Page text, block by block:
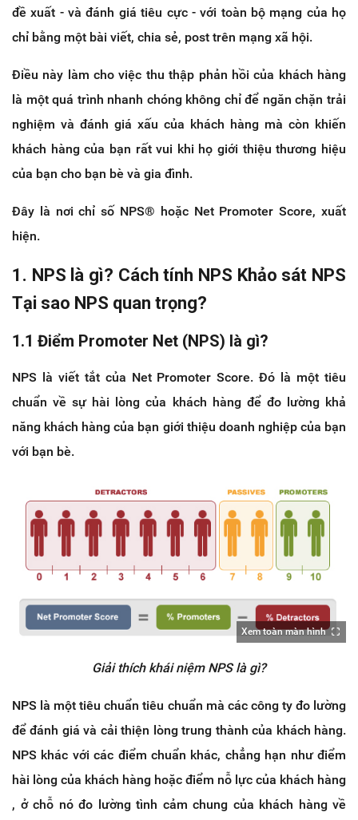
đề xuất - và đánh giá tiêu cực - với toàn bộ mạng của họ
chỉ bằng một bài viết, chia sẻ, post trên mạng xã hội.
Điều này làm cho việc thu thập phản hồi của khách hàng
là một quá trình nhanh chóng không chỉ để ngăn chặn trải
nghiệm và đánh giá xấu của khách hàng mà còn khiến
khách hàng của bạn rất vui khi họ giới thiệu thương hiệu
của bạn cho bạn bè và gia đình.
Đây là nơi chỉ số NPS® hoặc Net Promoter Score, xuất
hiện.
1. NPS là gì? Cách tính NPS Khảo sát NPS
Tại sao NPS quan trọng?
1.1 Điểm Promoter Net (NPS) là gì?
NPS là viết tắt của Net Promoter Score. Đó là một tiêu
chuẩn về sự hài lòng của khách hàng để đo lường khả
năng khách hàng của bạn giới thiệu doanh nghiệp của bạn
với bạn bè.
Xem toàn màn hình
Giải thích khái niệm NPS là gì?
NPS là một tiêu chuẩn tiêu chuẩn mà các công ty đo lường
để đánh giá và cải thiện lòng trung thành của khách hàng.
NPS khác với các điểm chuẩn khác, chẳng hạn như điểm
hài lòng của khách hàng hoặc điểm nỗ lực của khách hàng
, ở chỗ nó đo lường tình cảm chung của khách hàng về